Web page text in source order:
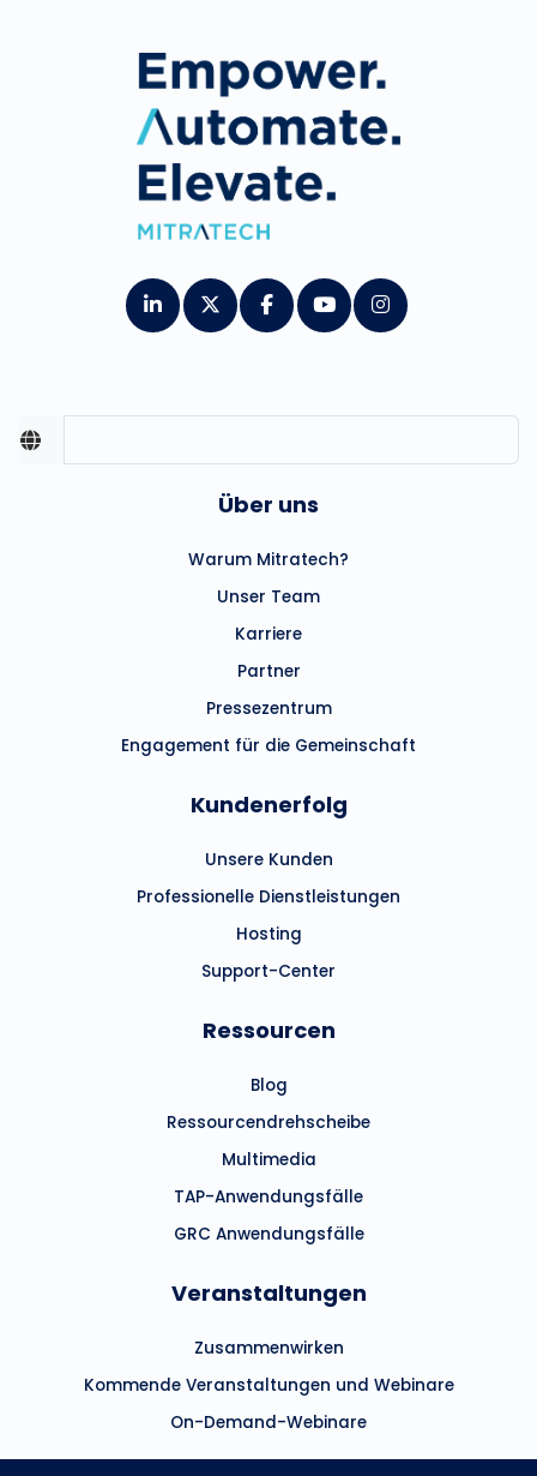
Über uns
Warum Mitratech?
Unser Team
Karriere
Partner
Pressezentrum
Engagement für die Gemeinschaft
Kundenerfolg
Unsere Kunden
Professionelle Dienstleistungen
Hosting
Support-Center
Ressourcen
Blog
Ressourcendrehscheibe
Multimedia
TAP-Anwendungsfälle
GRC Anwendungsfälle
Veranstaltungen
Zusammenwirken
Kommende Veranstaltungen und Webinare
On-Demand-Webinare